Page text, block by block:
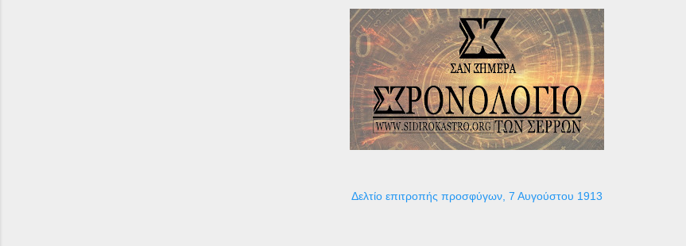
Δελτίο επιτροπής προσφύγων, 7 Αυγούστου 1913